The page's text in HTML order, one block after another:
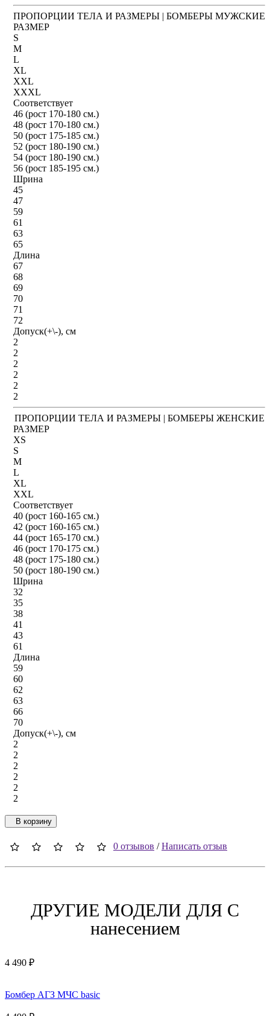
ПРОПОРЦИИ ТЕЛА И РАЗМЕРЫ | БОМБЕРЫ МУЖСКИЕ
РАЗМЕР
S
M
L
XL
XXL
XXXL
Соответствует
46 (рост 170-180 см.)
48 (рост 170-180 см.)
50 (рост 175-185 см.)
52 (рост 180-190 см.)
54 (рост 180-190 см.)
56 (рост 185-195 см.)
Шрина
45
47
59
61
63
65
Длина
67
68
69
70
71
72
Допуск(+\-), см
2
2
2
2
2
2
ПРОПОРЦИИ ТЕЛА И РАЗМЕРЫ | БОМБЕРЫ ЖЕНСКИЕ
РАЗМЕР
XS
S
M
L
XL
XXL
Соответствует
40 (рост 160-165 см.)
42 (рост 160-165 см.)
44 (рост 165-170 см.)
46 (рост 170-175 см.)
48 (рост 175-180 см.)
50 (рост 180-190 см.)
Шрина
32
35
38
41
43
61
Длина
59
60
62
63
66
70
Допуск(+\-), см
2
2
2
2
2
2
В корзину
0 отзывов /Написать отзыв
ДРУГИЕ МОДЕЛИ ДЛЯ C
нанесением
4 490 ₽
Бомбер АГЗ МЧС basic